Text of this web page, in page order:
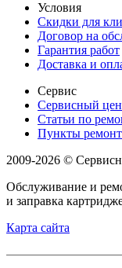
Условия
Скидки для
Договор на
Гарантия работ
Доставка и
Сервис
Сервисный
Статьи по
Пункты
2009-2026 ©
Обслуживание и
и заправка
Карта сайта